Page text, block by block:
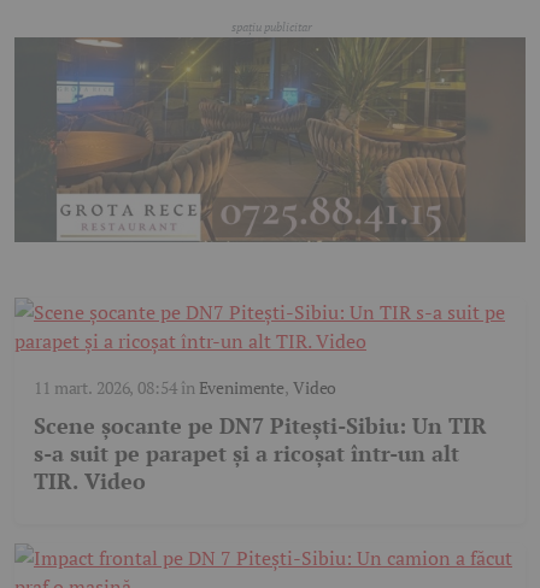
11 mart. 2026, 08:54în Evenimente, Video
Scene șocante pe DN7 Pitești-Sibiu: Un TIR
s-a suit pe parapet și a ricoșat într-un alt
TIR. Video